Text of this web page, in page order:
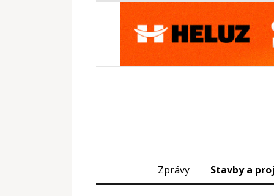
Zprávy Stavby a